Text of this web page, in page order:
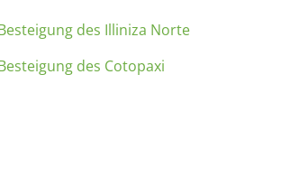
des Illiniza Norte
des Cotopaxi